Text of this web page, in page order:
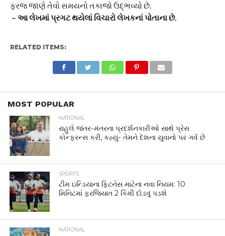
ફરજ જાણે તેવો સમયનો તકાજો ઉદ્ભવ્યો છે.
– આ લેખમાં પ્રગટ થયેલાં વિચારો લેખકનાં પોતાના છે.
RELATED ITEMS:
MOST POPULAR
NATIONAL
રાહુલે જંતર-મંતરના પ્રદર્શનકારીઓ સાથે પ્રેસ
કોન્ફરન્સ કરી, કહ્યું- તેમને દેશના યુવાનો પર ગર્વ છે
SPORTS
ટીમ ઇન્ડિયાના ફિટનેસ માટેના નવા નિયમ: 10
મિનિટમાં ફરજિયાત 2 કિમી દોડવું પડશે
NATIONAL